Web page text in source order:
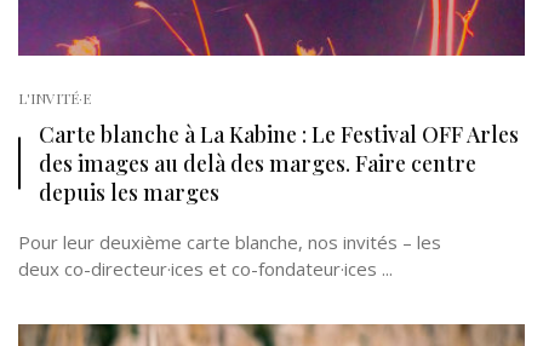
L'INVITÉ·E
Carte blanche à La Kabine : Le Festival OFF Arles
des images au delà des marges. Faire centre
depuis les marges
Pour leur deuxième carte blanche, nos invités – les
deux co-directeur·ices et co-fondateur·ices ...